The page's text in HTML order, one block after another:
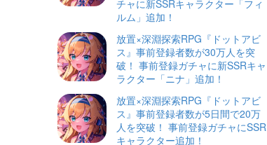
チャに新SSRキャラクター「フィ
ルム」追加！
放置×深淵探索RPG『ドットアビ
ス』事前登録者数が30万人を突
破！ 事前登録ガチャに新SSRキャ
ラクター「ニナ」追加！
放置×深淵探索RPG『ドットアビ
ス』事前登録者数が5日間で20万
人を突破！ 事前登録ガチャにSSR
キャラクター追加！